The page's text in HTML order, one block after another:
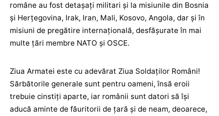
române au fost detașați militari și la misiunile din Bosnia
și Herțegovina, Irak, Iran, Mali, Kosovo, Angola, dar și în
misiuni de pregătire internațională, desfășurate în mai
multe țări membre NATO și OSCE.
Ziua Armatei este cu adevărat Ziua Soldaților Români!
Sărbătorile generale sunt pentru oameni, însă eroii
trebuie cinstiți aparte, iar românii sunt datori să își
aducă aminte de făuritorii de țară și de neam, deoarece,